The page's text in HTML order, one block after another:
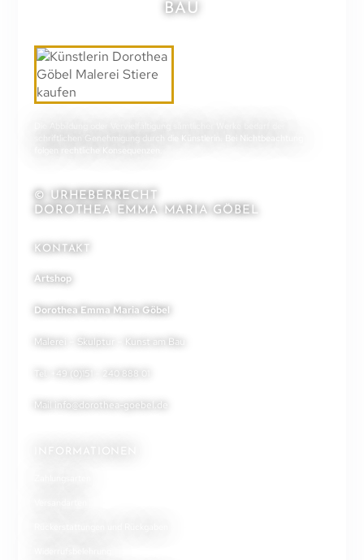
BAU
folgen rechtliche Konsequenzen.
© URHEBERRECHT
DOROTHEA EMMA MARIA GÖBEL
KONTAKT
Artshop
Dorothea Emma Maria Göbel
Malerei – Skulptur – Kunst am Bau
Tel. +49 (0)151 – 240 888 01
Mail info@dorothea-goebel.de